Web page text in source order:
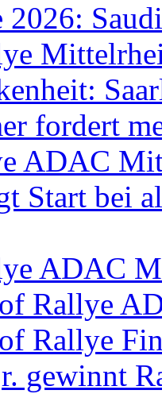
fordert
ADAC
Start bei
ADAC
Rallye
Rallye
gewinnt